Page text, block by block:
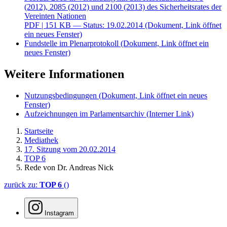
(2012), 2085 (2012) und 2100 (2013) des Sicherheitsrates der
Vereinten Nationen
PDF | 151 KB — Status: 19.02.2014 (Dokument, Link öffnet
ein neues Fenster)
Fundstelle im Plenarprotokoll (Dokument, Link öffnet ein
neues Fenster)
Weitere Informationen
Nutzungsbedingungen (Dokument, Link öffnet ein neues
Fenster)
Aufzeichnungen im Parlamentsarchiv (Interner Link)
Startseite
Mediathek
17. Sitzung vom 20.02.2014
TOP 6
Rede von Dr. Andreas Nick
zurück zu: TOP 6 ()
Instagram